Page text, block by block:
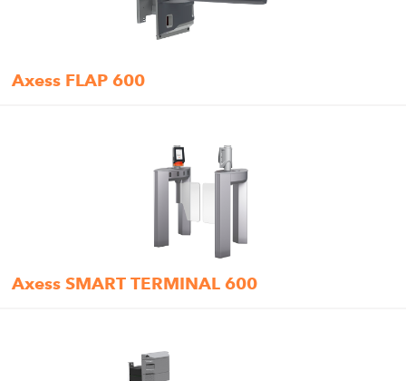
Axess FLAP 600
Axess SMART TERMINAL 600